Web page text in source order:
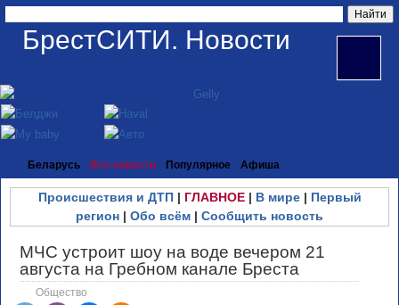
БрестСИТИ. Новости
Беларусь Все новости Популярное Афиша
Происшествия и ДТП| ГЛАВНОЕ| В мире| Первый
регион | Обо всём | Сообщить новость
МЧС устроит шоу на воде вечером 21
августа на Гребном канале Бреста
Общество